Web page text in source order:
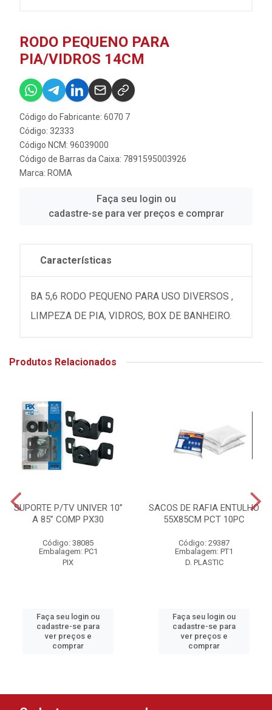
RODO PEQUENO PARA
PIA/VIDROS 14CM
Código do Fabricante: 6070 7
Código: 32333
Código NCM: 96039000
Código de Barras da Caixa: 7891595003926
Marca: ROMA
Faça seu login ou
cadastre-se para ver preços e comprar
Características
BA 5,6 RODO PEQUENO PARA USO DIVERSOS ,
LIMPEZA DE PIA, VIDROS, BOX DE BANHEIRO.
Produtos Relacionados
SUPORTE P/TV UNIVER 10”
A 85” COMP PX30
Código: 38085
Embalagem: PC1
PIX
Faça seu login ou
cadastre-se para
ver preços e
comprar
SACOS DE RAFIA ENTULHO
55X85CM PCT 10PC
Código: 29387
Embalagem: PT1
D. PLASTIC
Faça seu login ou
cadastre-se para
ver preços e
comprar